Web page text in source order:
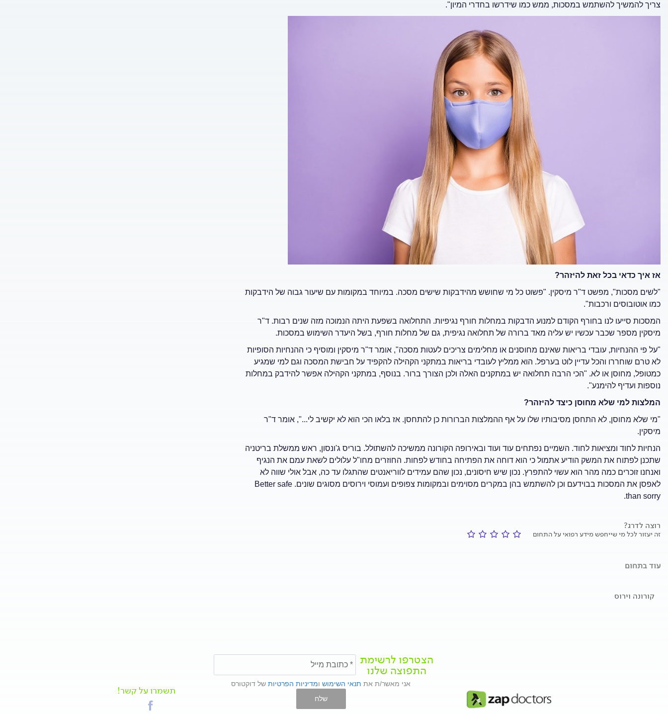
צריך להמשיך להשתמש במסכות, ממש כמו שידרשו בחדרי המיון".
אז איך כדאי בכל זאת להיזהר?
"לשים מסכות", מפשט ד"ר מיסקין. "פשוט כל מי שחושש מהידבקות שישים מסכה. במיוחד במקומות עם שיעור גבוה של הידבקות
כמו אוטובוסים ורכבות".
המסכות סייעו לנו בחורף הקודם למנוע הדבקות במחלות חורף נגיפיות. התחלואה בשפעת היתה הנמוכה מזה שנים רבות. ד"ר
מיסקין מספר שכבר עכשיו יש עליה מאד ברורה של תחלואה נגיפית, גם של מחלות חורף, בשל היעדר השימוש במסכות.
"על פי ההנחיות, עובדי בריאות שאינם מחוסנים או מחלימים צריכים לעטות מסכה", אומר ד"ר מיסקין ומוסיף כי ההנחיות הסופיות
לא טרם שוחררו והכל עדיין לוט בערפל. הוא ממליץ לעובדי בריאות במתקני הקהילה להקפיד על חבישת המסכה וגם למי שמגיע
כמטופל, מחוסן או לא. "הכי הרבה תחלואה יש במתקנים האלה ולכן הצורך ברור. בנוסף, במתקני הקהילה אפשר להידבק במחלות
נוספות ועדיף להימנע".
המלצות למי שלא מחוסן כיצד להיזהר?
"מי שלא מחוסן, לא התחסן מסיבותיו שלו על אף ההמלצות הברורות כן להתחסן. אז בלאו הכי הוא לא יקשיב לי...", אומר ד"ר
מיסקין.
הנחיות לחוד ומציאות לחוד. השמיים נפתחים עוד ועוד ובאירופה הקורונה ממשיכה להשתולל. בוריס ג'ונסון, ראש ממשלת בריטניה
שתכנן לפתוח את המשק הודיע אתמול כי הוא דוחה את הפתיחה בחודש לפחות. החוזרים מחו"ל עלולים לשאת עמם את הנגיף
ואנחנו זוכרים כמה מהר הוא עשוי להתפרץ. נכון שיש חיסונים, נכון שהם עמידים לווריאנטים שהתגלו עד כה, אבל אולי שווה לא
לאפסן את המסכות בבוידעם וכן להשתמש בהן במקרים מסוימים ובמקומות צפופים ועמוסי וירוסים מסוגים שונים. Better safe
than sorry.
רוצה לדרג?
זה יעזור לכל מי שייחפש מידע רפואי על התחום
עוד בתחום
קורונה וירוס
הצטרפו לרשימת
התפוצה שלנו
אני מאשר/ת את תנאי השימוש ומדיניות הפרטיות של דוקטורס
שלח
תשמרו על קשר!